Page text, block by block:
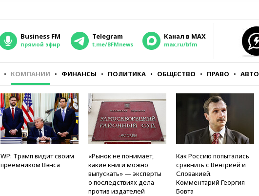
Business FM
прямой эфир
Telegram
t.me/BFMnews
Канал в MAX
max.ru/bfm
КОМПАНИИ ФИНАНСЫ ПОЛИТИКА ОБЩЕСТВО ПРАВО АВТО
WP: Трамп видит своим
преемником Вэнса
«Рынок не понимает,
какие книги можно
выпускать» — эксперты
о последствиях дела
против издателей
Как Россию попытались
сравнить с Венгрией и
Словакией.
Комментарий Георгия
Бовта